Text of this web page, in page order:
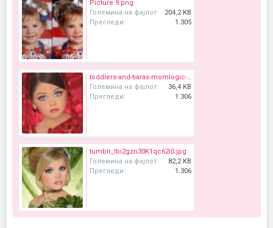
Picture 9.png
Големина на фајлот:
204,2 KB
Прегледи:
1.305
toddlers-and-tiaras-momlogic-advice.jpg
Големина на фајлот:
36,4 KB
Прегледи:
1.306
tumblr_lbi2gzn30K1qc62i0.jpg
Големина на фајлот:
82,2 KB
Прегледи:
1.306